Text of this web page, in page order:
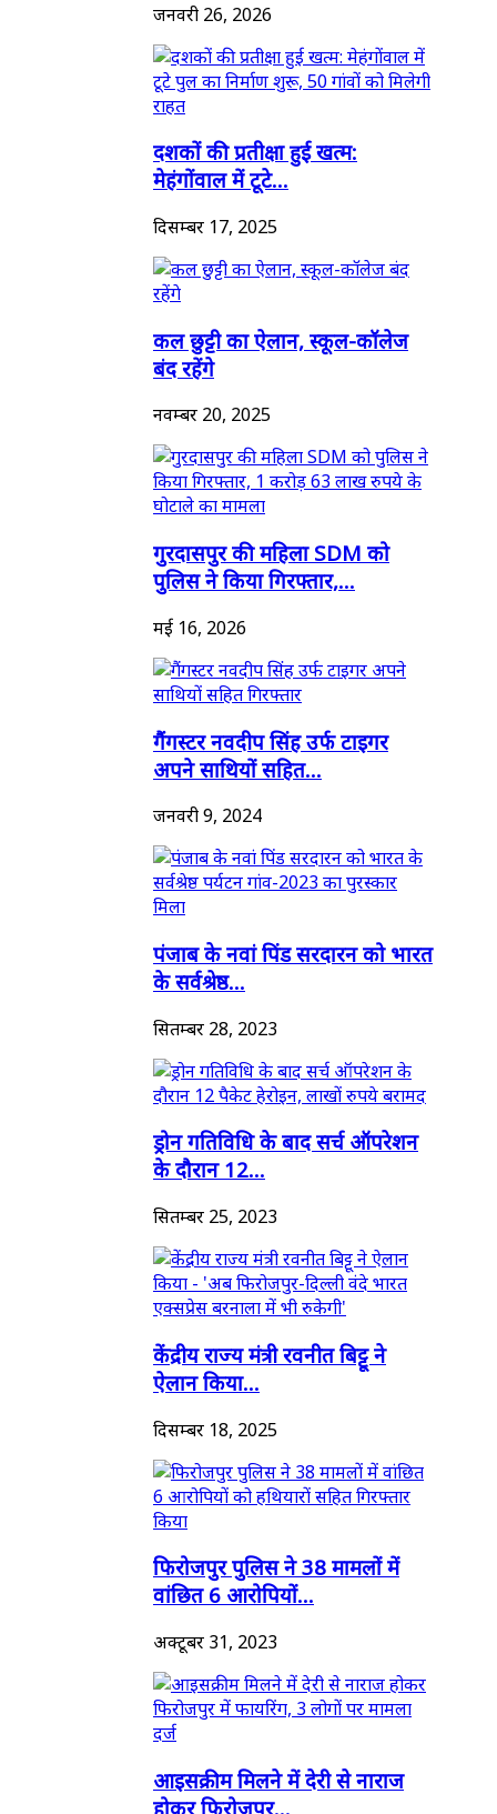
जनवरी 26, 2026
दशकों की प्रतीक्षा हुई खत्म:
मेहंगोंवाल में टूटे...
दिसम्बर 17, 2025
कल छुट्टी का ऐलान, स्कूल-कॉलेज
बंद रहेंगे
नवम्बर 20, 2025
गुरदासपुर की महिला SDM को
पुलिस ने किया गिरफ्तार,...
मई 16, 2026
गैंगस्टर नवदीप सिंह उर्फ टाइगर
अपने साथियों सहित...
जनवरी 9, 2024
पंजाब के नवां पिंड सरदारन को भारत
के सर्वश्रेष्ठ...
सितम्बर 28, 2023
ड्रोन गतिविधि के बाद सर्च ऑपरेशन
के दौरान 12...
सितम्बर 25, 2023
केंद्रीय राज्य मंत्री रवनीत बिट्टू ने
ऐलान किया...
दिसम्बर 18, 2025
फिरोजपुर पुलिस ने 38 मामलों में
वांछित 6 आरोपियों...
अक्टूबर 31, 2023
आइसक्रीम मिलने में देरी से नाराज
होकर फिरोजपुर...